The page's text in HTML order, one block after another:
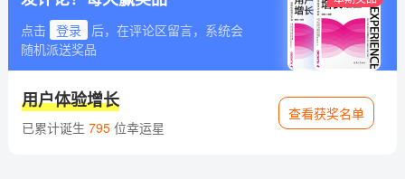
点击 登录
后，在评论区留言，系统会
随机派送奖品
用户体验增长
已累计诞生 795位幸运星
查看获奖名单